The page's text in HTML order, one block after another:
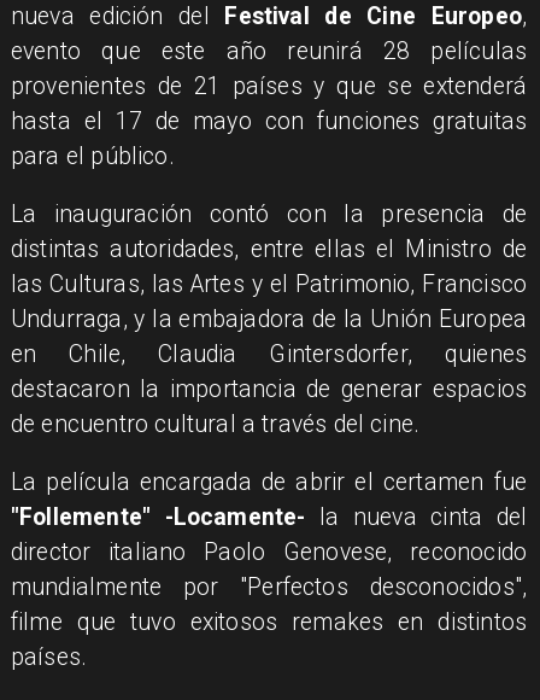
nueva edición del
Festival de Cine Europeo,
evento que este año reunirá 28 películas
provenientes de 21 países y que se extenderá
hasta el 17 de mayo con funciones gratuitas
para el público.
La inauguración contó con la presencia de
distintas autoridades, entre ellas el Ministro de
las Culturas, las Artes y el Patrimonio, Francisco
Undurraga, y la embajadora de la Unión Europea
en Chile, Claudia Gintersdorfer, quienes
destacaron la importancia de generar espacios
de encuentro cultural a través del cine.
La película encargada de abrir el certamen fue
"Follemente" -Locamente- la nueva cinta del
director italiano Paolo Genovese, reconocido
mundialmente por "Perfectos desconocidos",
filme que tuvo exitosos remakes en distintos
países.